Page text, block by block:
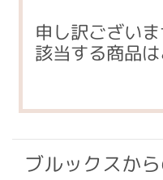
申し訳ございま
該当する商品
ブルックスか